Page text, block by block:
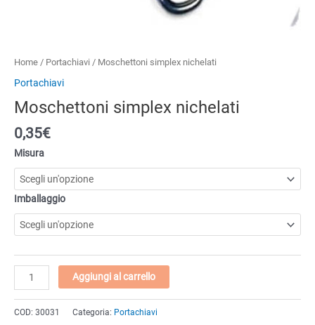
Home / Portachiavi / Moschettoni simplex nichelati
Portachiavi
Moschettoni simplex nichelati
0,35€
Misura
Imballaggio
Moschettoni
simplex
nichelati
quantità
Aggiungi al carrello
COD: 30031 Categoria: Portachiavi